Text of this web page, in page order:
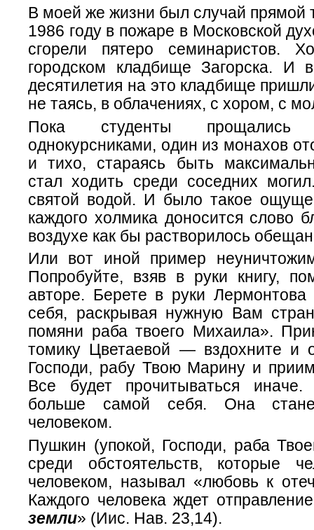
В моей же жизни был случай прямой
1986 году в пожаре в Московской
сгорели пятеро семинаристов.
городском кладбище Загорска. И
десятилетия на это кладбище
не таясь, в облачениях, с хором, с
Пока студенты
однокурсниками, один из монахов
и тихо, стараясь быть
стал ходить среди соседних
святой водой. И было такое
каждого холмика доносится слово
воздухе как бы растворилось
Или вот иной пример
Попробуйте, взяв в руки книгу,
авторе. Берете в руки
себя, раскрывая нужную Вам
помяни раба твоего Михаила».
томику Цветаевой — вздохните и
Господи, рабу Твою Марину и
Все будет прочитываться иначе.
больше самой себя. Она
человеком.
Пушкин (упокой, Господи, раба
среди обстоятельств, которые
человеком, называл «любовь к
Каждого человека ждет
земли» (Иис. Нав. 23,14).